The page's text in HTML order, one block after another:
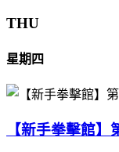
THU
星期四
【新手拳擊館